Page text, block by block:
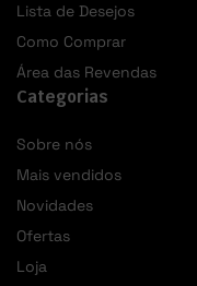
Lista de Desejos
Como Comprar
Área das Revendas
Categorias
Sobre nós
Mais vendidos
Novidades
Ofertas
Loja